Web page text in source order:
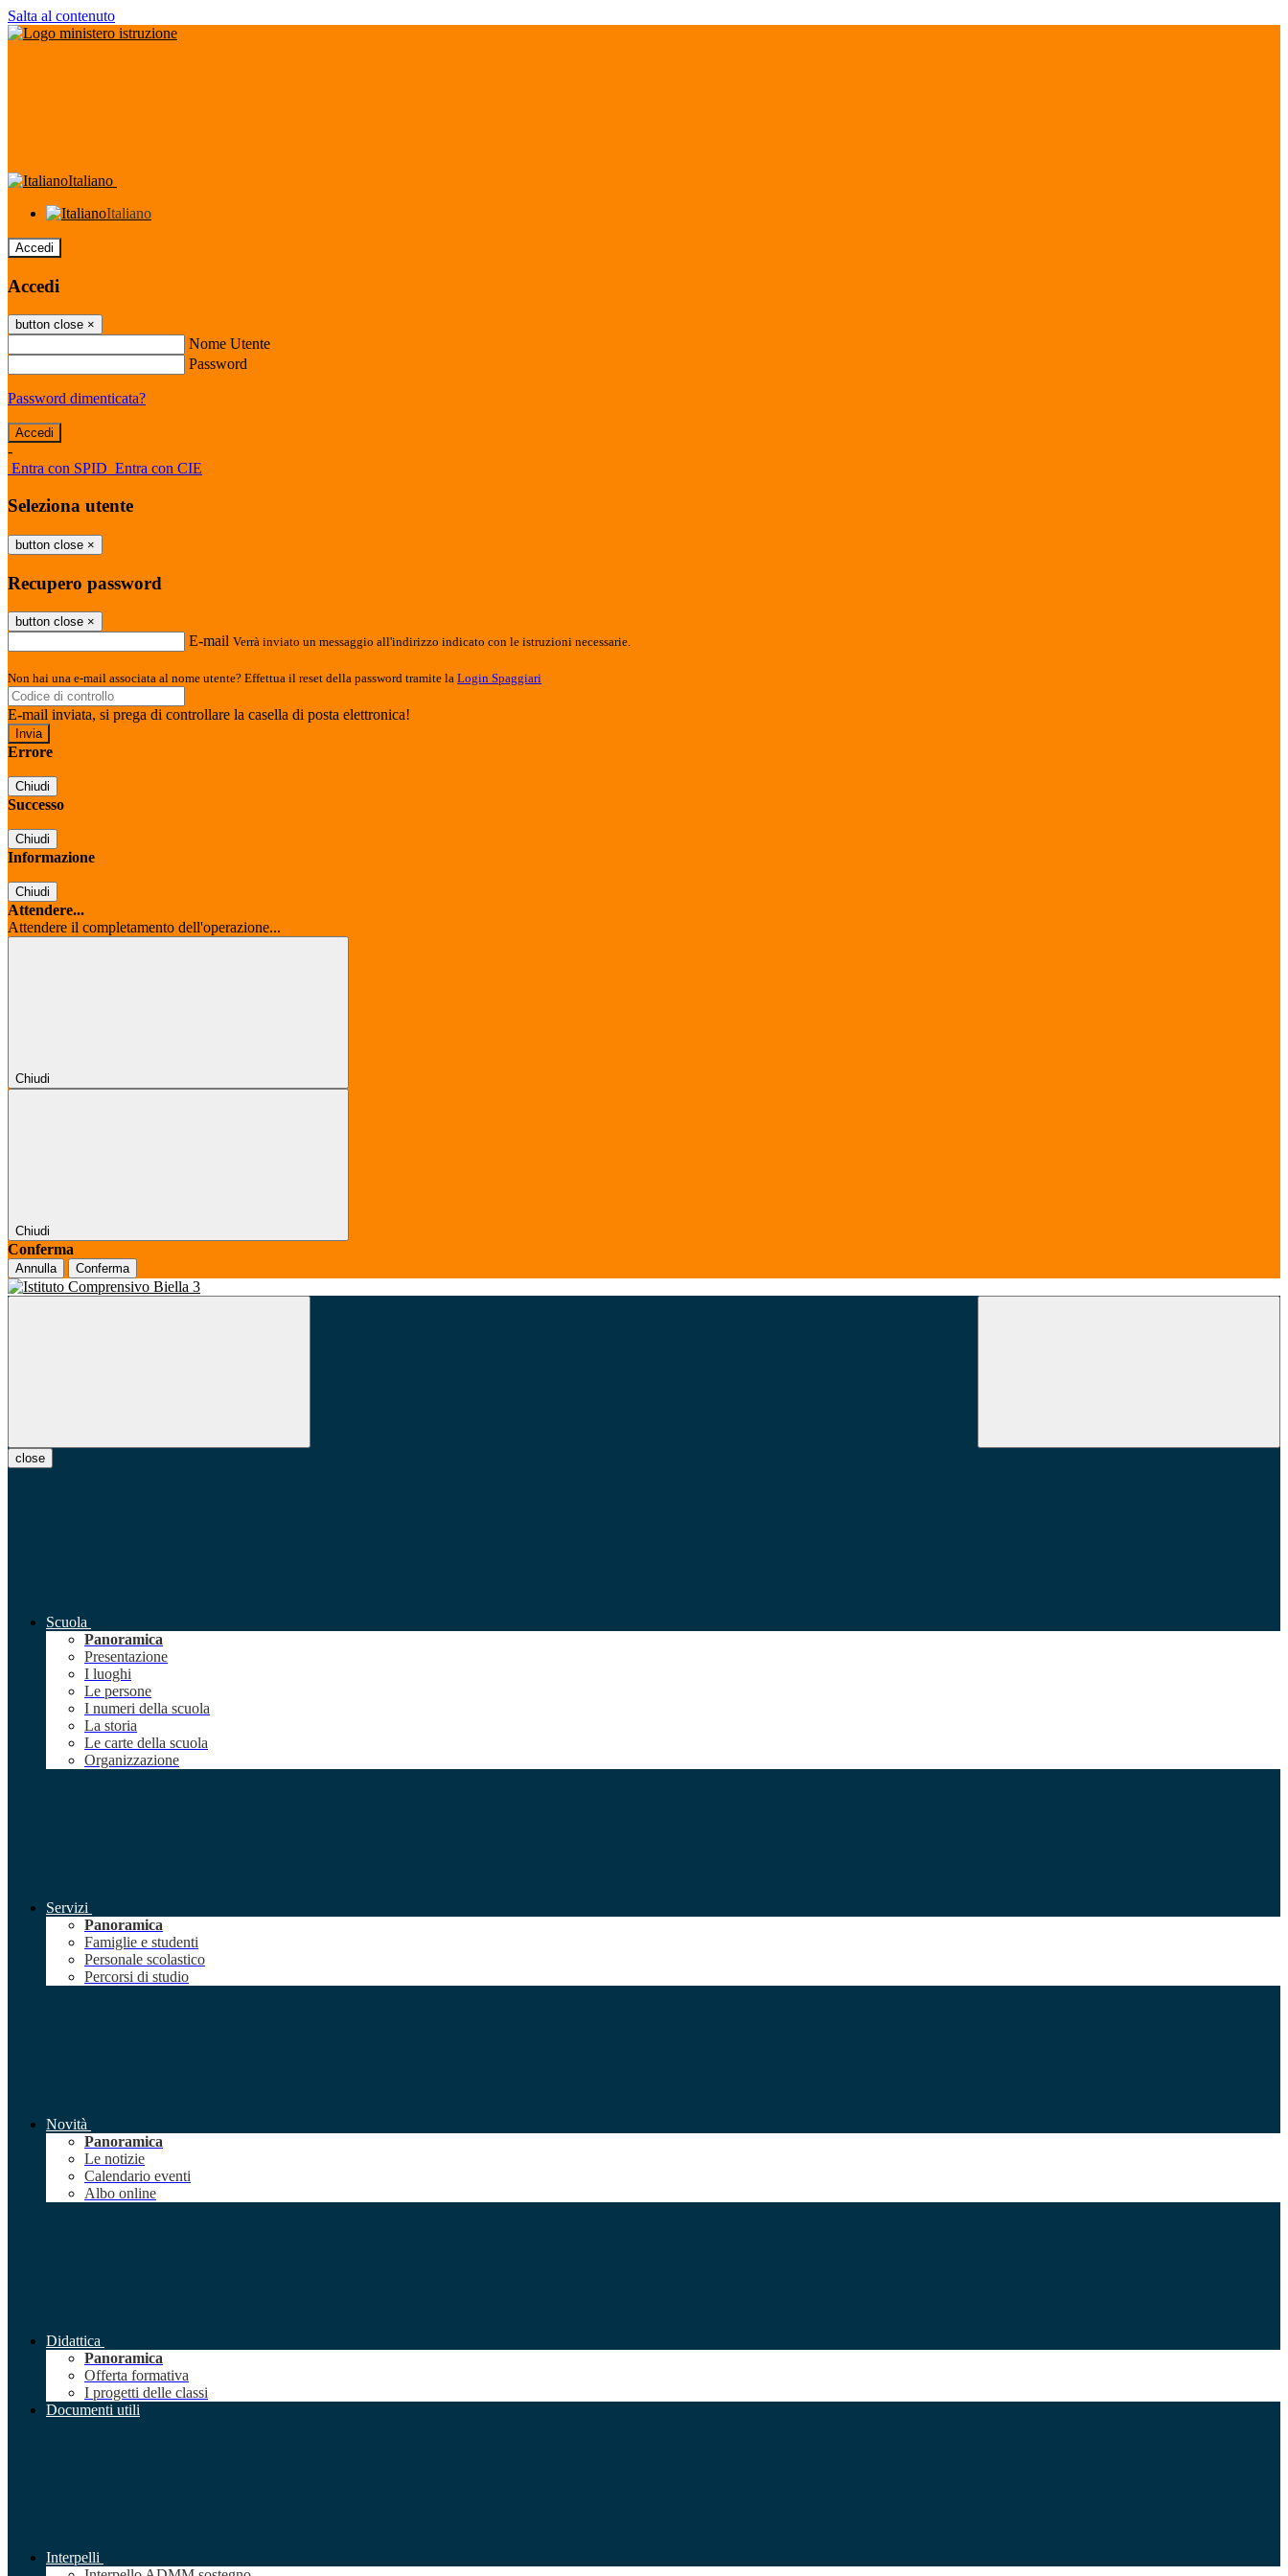
Salta al contenuto
Italiano
Italiano
Accedi
Accedi
button close ×
Nome Utente
Password
Password dimenticata?
-
Entra con SPID Entra con CIE
Seleziona utente
button close ×
Recupero password
button close ×
E-mail Verrà inviato un messaggio all'indirizzo indicato con le istruzioni necessarie.
Non hai una e-mail associata al nome utente? Effettua il reset della password tramite la Login Spaggiari
E-mail inviata, si prega di controllare la casella di posta elettronica!
Errore
Chiudi
Successo
Chiudi
Informazione
Chiudi
Attendere...
Attendere il completamento dell'operazione...
Chiudi
Chiudi
Conferma
Annulla Conferma
close
Scuola
Panoramica
Presentazione
I luoghi
Le persone
I numeri della scuola
La storia
Le carte della scuola
Organizzazione
Servizi
Panoramica
Famiglie e studenti
Personale scolastico
Percorsi di studio
Novità
Panoramica
Le notizie
Calendario eventi
Albo online
Didattica
Panoramica
Offerta formativa
I progetti delle classi
Documenti utili
Interpelli